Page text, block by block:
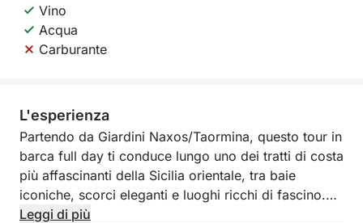
Vino
Acqua
Carburante
L'esperienza
Partendo da Giardini Naxos/Taormina, questo tour in
barca full day ti conduce lungo uno dei tratti di costa
più affascinanti della Sicilia orientale, tra baie
iconiche, scorci eleganti e luoghi ricchi di fascino.
Un’esperienza pensata per chi desidera vivere una
Leggi di più